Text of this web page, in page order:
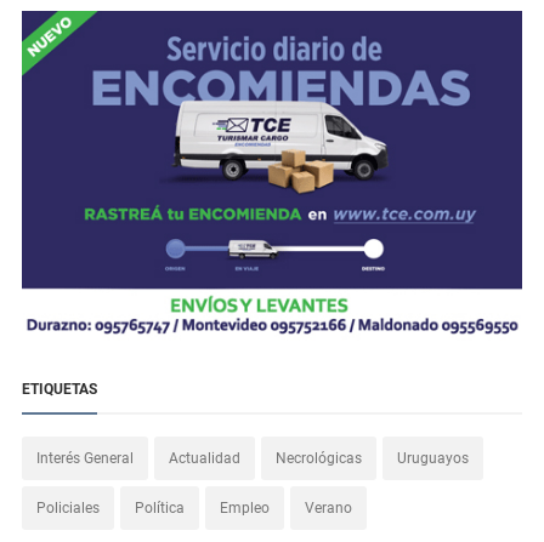
ETIQUETAS
Interés General Actualidad Necrológicas Uruguayos
Policiales Política Empleo Verano